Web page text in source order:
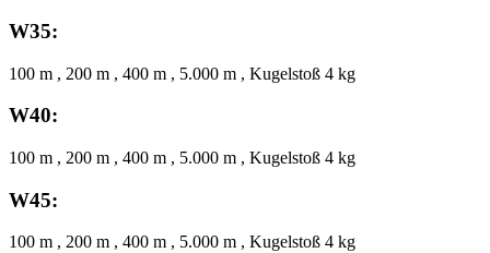
W35:
100 m , 200 m , 400 m , 5.000 m , Kugelstoß 4 kg
W40:
100 m , 200 m , 400 m , 5.000 m , Kugelstoß 4 kg
W45:
100 m , 200 m , 400 m , 5.000 m , Kugelstoß 4 kg